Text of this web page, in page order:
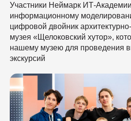
Участники Неймарк ИТ-
информационному
цифровой двойник
музея «Щелоковский хутор»,
нашему музею для проведения
экскурсий